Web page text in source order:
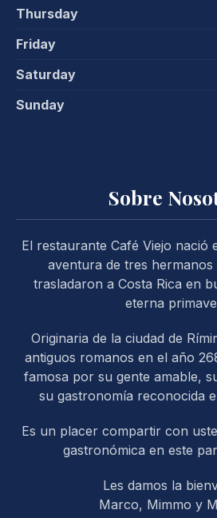
Thursday
Friday
Saturday
Sunday
Sobre
El restaurante Café Viejo nació
aventura de tres hermanos
trasladaron a Costa Rica en
eterna
Originaria de la ciudad de
antiguos romanos en el año
famosa por su gente amable,
su gastronomía reconocida
Es un placer compartir con
gastronómica en este
Les damos la
Marco, Mimmo y